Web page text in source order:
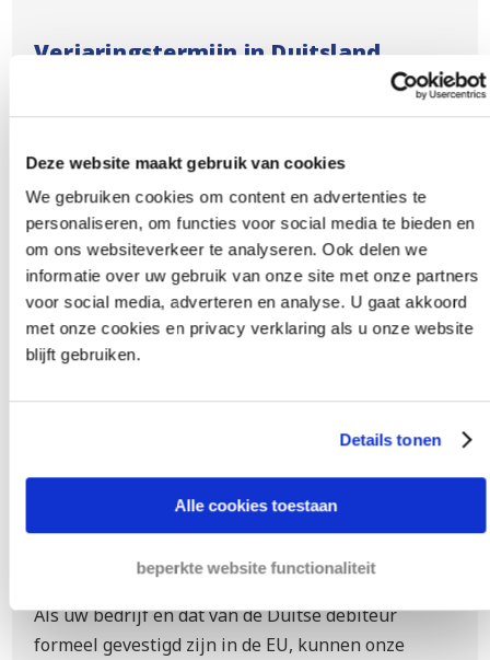
Deze website maakt gebruik van cookies
We gebruiken cookies om content en advertenties te
personaliseren, om functies voor social media te bieden en
om ons websiteverkeer te analyseren. Ook delen we
informatie over uw gebruik van onze site met onze partners
voor social media, adverteren en analyse. U gaat akkoord
met onze cookies en privacy verklaring als u onze website
blijft gebruiken.
Details tonen
Alle cookies toestaan
beperkte website functionaliteit
Verjaringstermijn in Duitsland
Bij incasso in Duitsland moet ook worden gelet op
vorderingen in Duitsland kennen doorgaans een
verjaringstermijn van 3 jaar, die pas gaat lopen
vanaf het einde van het kalenderjaar waarin de
vordering is ontstaan. Verjaring werkt in Duitsland
dus anders dan in Nederland.
Verjaringstermijn in Duitsland→
Verjaringstermijn in Nederland →
Internationale incassowetgeving
Als uw bedrijf en dat van de Duitse debiteur
formeel gevestigd zijn in de EU, kunnen onze